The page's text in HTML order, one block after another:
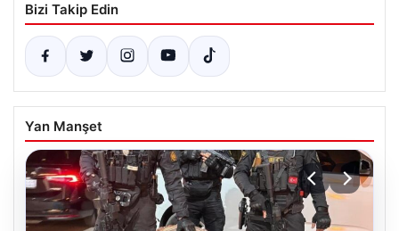
Bizi Takip Edin
Yan Manşet